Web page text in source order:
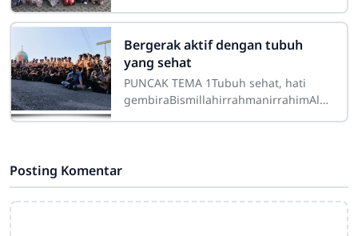
Kartini 🌸Ibu Indah Wahyuni, S.Pd
selaku
Bergerak aktif dengan tubuh
yang sehat
PUNCAK TEMA 1Tubuh sehat, hati
gembiraBismillahirrahmanirrahimAlha
Posting Komentar